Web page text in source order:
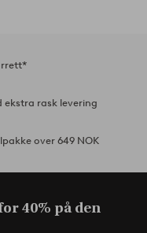
ekstra rask levering
over 649 NOK
40% på den